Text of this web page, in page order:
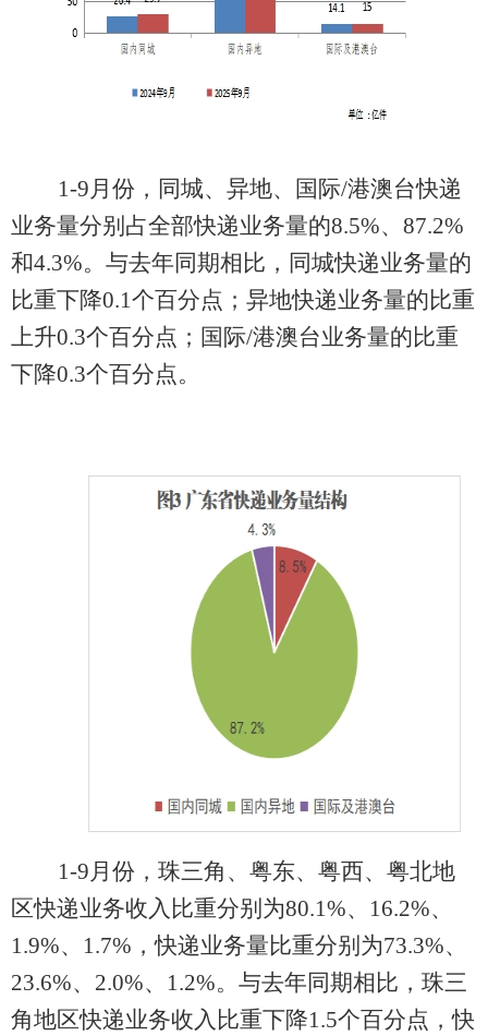
1-9月份， 同城、异地、国际/港澳台快递
业务量分别占全部快递业务量的8.5%、 87.2%
和4.3%。 与去年同期相比，同城快递业务量的
比重下降0.1个百分点；异地快递业务量的比重
上升0.3个百分点；国际/港澳台业务量的比重
下降0.3个百分点。
1-9月 份，珠三角、粤东、粤西、粤北地
区快递业务收入比重分别为80.1%、 16.2%、
1.9%、 1.7% ，快递业务量比重分别为73.3%、
23.6%、 2.0%、 1.2%。 与去年同期相比，珠三
角地区快递业务收入比重下降1.5个百分点，快